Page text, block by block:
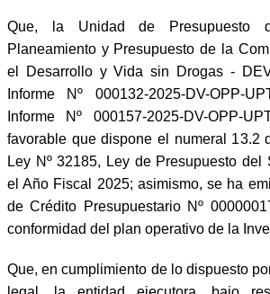
Que, la Unidad de Presupuesto
Planeamiento y Presupuesto de la
el Desarrollo y Vida sin Drogas -
Informe Nº 000132-2025-DV-OPP-
Informe Nº 000157-2025-DV-OPP-
favorable que dispone el numeral 13.2
Ley Nº 32185, Ley de Presupuesto del
el Año Fiscal 2025; asimismo, se ha
de Crédito Presupuestario Nº
conformidad del plan operativo de la
Que, en cumplimiento de lo dispuesto